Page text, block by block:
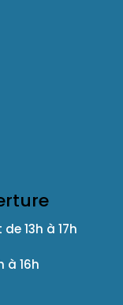
13h à 17h
à 16h